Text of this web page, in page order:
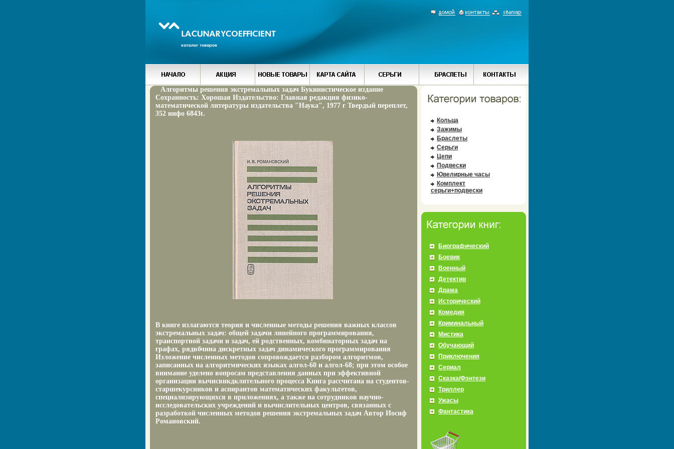
Алгоритмы решения экстремальных задач Букинистическое издание
Сохранность: Хорошая Издательство: Главная редакция физико-
математической литературы издательства "Наука", 1977 г Твердый переплет,
352 инфо 6843t.
В книге излагаются теория и численные методы решения важных классов
экстремальных задач: общей задачи линейного программирования,
транспортной задачи и задач, ей родственных, комбинаторных задач на
графах, рядвбчнна дискретных задач динамического программирования
Изложение численных методов сопровождается разбором алгоритмов,
записанных на алгоритмических языках алгол-60 и алгол-68; при этом особое
внимание уделено вопросам представления данных при эффективной
организации вычисвнкдклительного процесса Книга рассчитана на студентов-
старшекурсников и аспирантов математических факультетов,
специализирующихся в приложениях, а также на сотрудников научно-
исследовательских учреждений и вычислительных центров, связанных с
разработкой численных методов решения экстремальных задач Автор Иосиф
Романовский.
Кольца
Зажимы
Браслеты
Серьги
Цепи
Подвески
Ювелирные часы
Комплект
серьги+подвески
Биографический
Боевик
Военный
Детектив
Драма
Исторический
Комедия
Криминальный
Мистика
Обучающий
Приключения
Сериал
Сказка/Фэнтези
Триллер
Ужасы
Фантастика